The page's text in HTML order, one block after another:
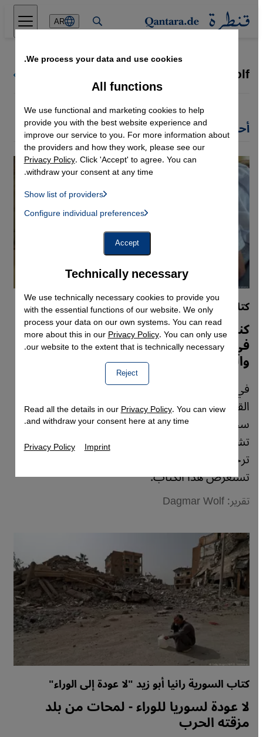
Direkt zum Inhalt springen
AR
Dagmar Wolf
أحدث مقالات Dagmar Wolf
كتاب "مهربو كتب تمبكتو"
كنز إسلامي في مالي - مخطوطات عربية
في الفلك والطب والتاريخ والدين والشعر
والقانون
في الصحراء جوهرة بالأساطير محاطة - مدينة تمبكتو
القديمة الواقعة في مالي الأفريقية. مدينة لم تفقد
سحرها حتى هذه اللحظة، كما يُظهِر كتاب الصحفي
تشارلي إنغلش "مهربو كتب تمبكتو"، الصادرة
ترجمته الألمانية في عام 2018. داغمار فولف
تستعرض هذا الكتاب.
تقرير: Dagmar Wolf
كتاب السورية رانيا أبو زيد "لا عودة إلى الوراء"
لا عودة لسوريا للوراء - لمحات من بلد
مزقته الحرب
We process your data and use cookies.
Technically necessary
We use technically necessary cookies to provide you
with the essential functions of our website. We only
process your data on our own systems. You can read
more about this in ourPrivacy Policy. You can only use
our website to the extent that is technically necessary.
Reject
All functions
We use functional and marketing cookies to help
provide you with the best website experience and
improve our service to you. For more information about
the providers and how they work, please see our
Privacy Policy. Click 'Accept' to agree. You can
withdraw your consent at any time.
Show list of providers
Instagram Embed, Twitter Embed, Youtube Embed
Facebook Embed / Facebook Connect
Google Maps Embed
Configure individual preferences
Accept
Read all the details in ourPrivacy Policy. You can view
and withdraw your consent here at any time.
Privacy Policy Imprint